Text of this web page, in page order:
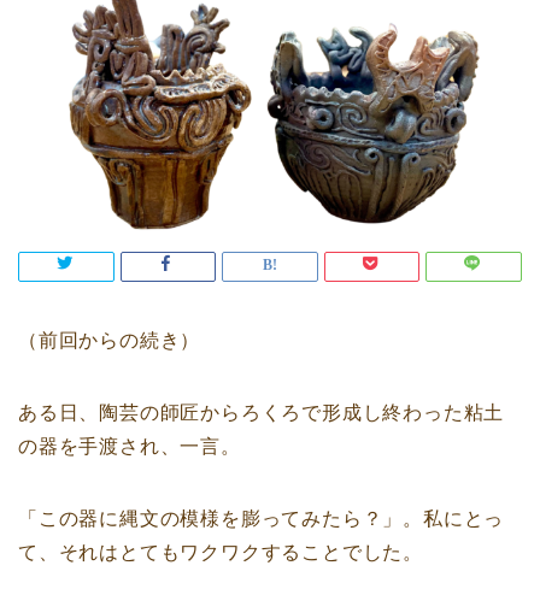
（前回からの続き）
ある日、陶芸の師匠からろくろで形成し終わった粘土
の器を手渡され、一言。
「この器に縄文の模様を膨ってみたら？」。私にとっ
て、それはとてもワクワクすることでした。